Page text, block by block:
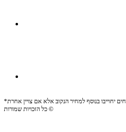
יחוייבו בנוסף למחיר הנקוב אלא אם צויין אחרת
כל הזכויות שמורות ©